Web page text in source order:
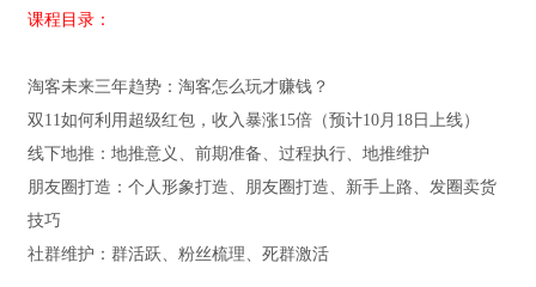
课程目录：
淘客未来三年趋势：淘客怎么玩才赚钱？
双11如何利用超级红包，收入暴涨15倍（预计10月18日上线）
线下地推：地推意义、前期准备、过程执行、地推维护
朋友圈打造：个人形象打造、朋友圈打造、新手上路、发圈卖货
技巧
社群维护：群活跃、粉丝梳理、死群激活